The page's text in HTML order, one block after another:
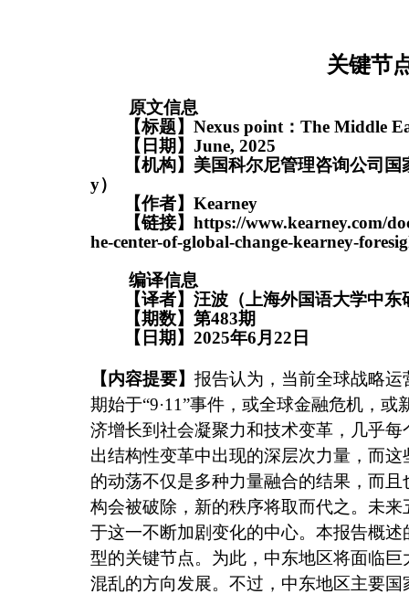
关键节
原文信息
【标题】 Nexus point ： The Middle
【日期】 June, 2025
【机构】 美国科尔尼管理咨询公司国
y）
【作者】 Kearney
【链接】 https://www.kearney.com/
he-center-of-global-change-kearney-
编译信息
【译者】汪波（上海外国语大学中东
【期数】第483期
【日期】 2025年6月 22 日
【内容提要】 报告认为，当前全球战略
期始于“9·11”事件，或全球金融危机，或
济增长到社会凝聚力和技术变革，几乎
出结构性变革中出现的深层次力量，而
的动荡不仅是多种力量融合的结果，而
构会被破除，新的秩序将取而代之。未
于这一不断加剧变化的中心。本报告概
型的关键节点。为此，中东地区将面临
混乱的方向发展。不过，中东地区主要